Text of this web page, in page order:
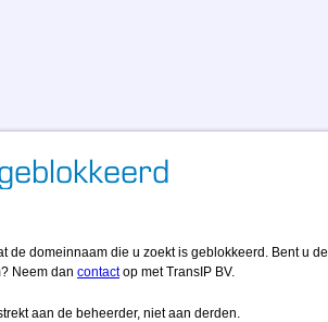
de domeinnaam die u zoekt is geblokkeerd. Bent u de
Neem dan contactop met TransIP BV.
aan de beheerder, niet aan derden.